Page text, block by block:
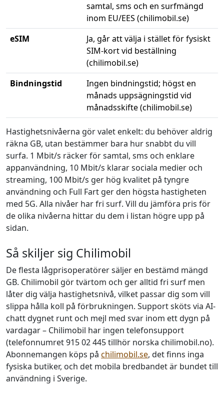
samtal, sms och en surfmängd
inom EU/EES (chilimobil.se)
eSIM
Ja, går att välja i stället för fysiskt
SIM-kort vid beställning
(chilimobil.se)
Bindningstid
Ingen bindningstid; högst en
månads uppsägningstid vid
månadsskifte (chilimobil.se)
Hastighetsnivåerna gör valet enkelt: du behöver aldrig
räkna GB, utan bestämmer bara hur snabbt du vill
surfa. 1 Mbit/s räcker för samtal, sms och enklare
appanvändning, 10 Mbit/s klarar sociala medier och
streaming, 100 Mbit/s ger hög kvalitet på tyngre
användning och Full Fart ger den högsta hastigheten
med 5G. Alla nivåer har fri surf. Vill du jämföra pris för
de olika nivåerna hittar du dem i listan högre upp på
sidan.
Så skiljer sig Chilimobil
De flesta lågprisoperatörer säljer en bestämd mängd
GB. Chilimobil gör tvärtom och ger alltid fri surf men
låter dig välja hastighetsnivå, vilket passar dig som vill
slippa hålla koll på förbrukningen. Support sköts via AI-
chatt dygnet runt och mejl med svar inom ett dygn på
vardagar – Chilimobil har ingen telefonsupport
(telefonnumret 915 02 445 tillhör norska chilimobil.no).
Abonnemangen köps på chilimobil.se, det finns inga
fysiska butiker, och det mobila bredbandet är bundet till
användning i Sverige.